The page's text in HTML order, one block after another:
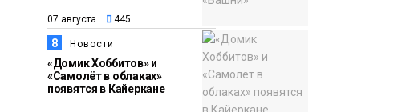
07 августа 445
8 Новости
«Домик Хоббитов» и
«Самолёт в облаках»
появятся в Кайеркане